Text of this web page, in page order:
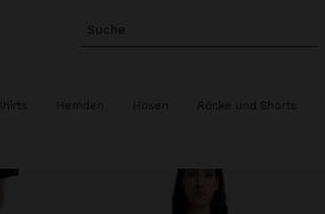
Suche
Hemden Hosen Röcke und Shorts